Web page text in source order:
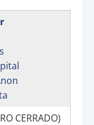
CERRADO)